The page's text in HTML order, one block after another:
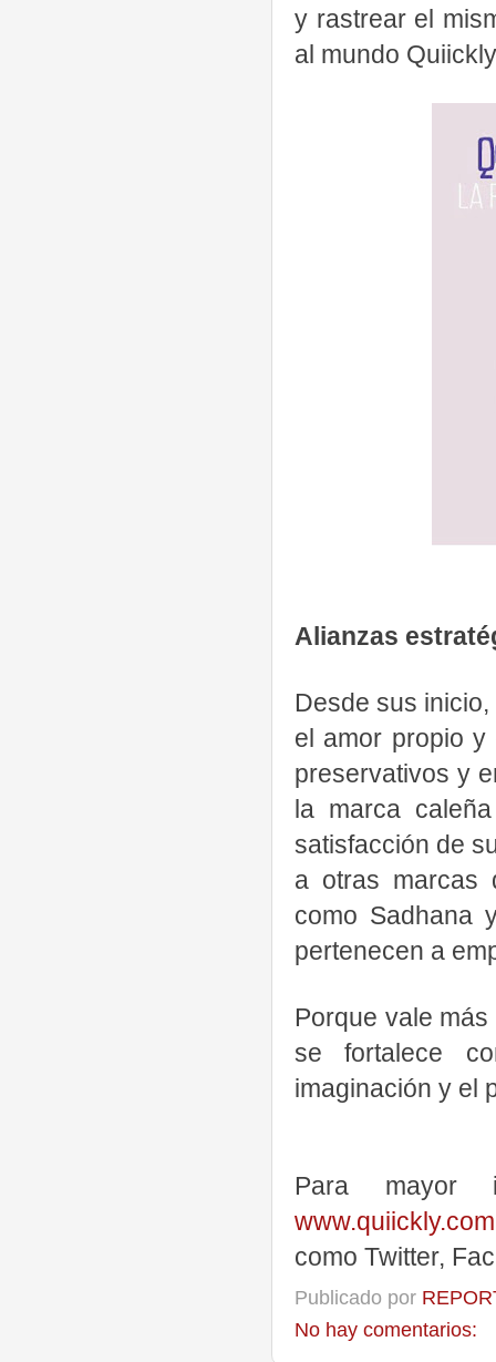
y rastrear el
al mundo
Alianzas
Desde sus
el amor propio
preservativos y
la marca
satisfacción de
a otras marcas
como Sadhana
pertenecen a
Porque vale
se fortalece
imaginación y el
Para mayor
www.quiickly.com
como Twitter,
Publicado por
No hay comentarios: